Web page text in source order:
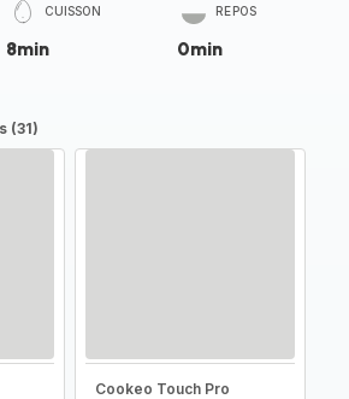
CUISSON
8min
REPOS
0min
(31)
Cookeo Touch Pro